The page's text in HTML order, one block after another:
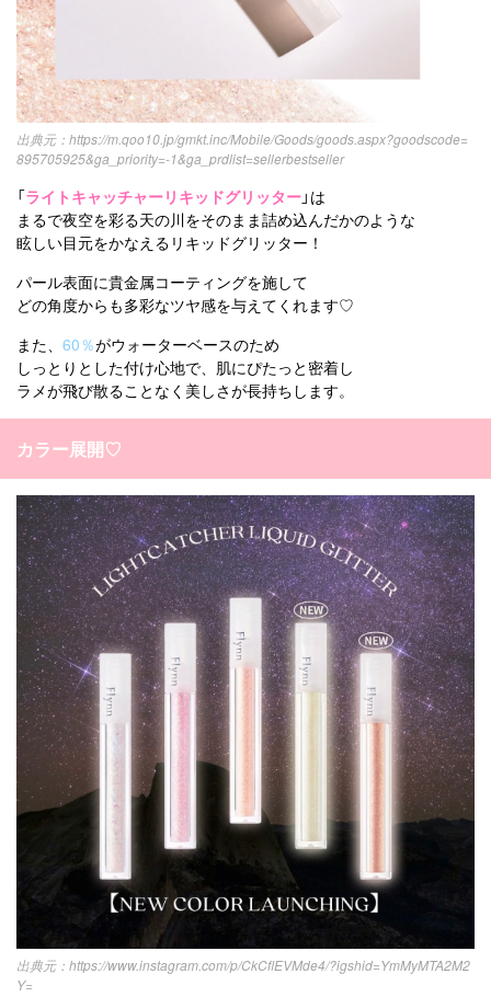
https://m.qoo10.jp/gmkt.inc/Mobile/Goods/goods.aspx?goodscode=
895705925&ga_priority=-1&ga_prdlist=sellerbestseller
「ライトキャッチャーリキッドグリッター」は
まるで夜空を彩る天の川をそのまま詰め込んだかのような
眩しい目元をかなえるリキッドグリッター！
パール表面に貴金属コーティングを施して
どの角度からも多彩なツヤ感を与えてくれます♡
また、 60％がウォーターベースのため
しっとりとした付け心地で、肌にぴたっと密着し
ラメが飛び散ることなく美しさが長持ちします。
カラー展開♡
https://www.instagram.com/p/CkCflEVMde4/?igshid=YmMyMTA2M2
Y=